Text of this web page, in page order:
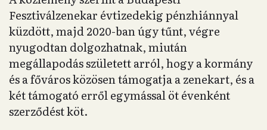
Fesztiválzenekar évtizedekig pénzhiánnyal
küzdött, majd 2020-ban úgy tűnt, végre
nyugodtan dolgozhatnak, miután
megállapodás született arról, hogy a kormány
és a főváros közösen támogatja a zenekart, és a
két támogató erről egymással öt évenként
szerződést köt.